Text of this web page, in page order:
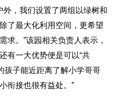
外，我们设置了两组以绿树和
了最大化利用空间，更希望
求。”该园相关负责人表示，
有一大优势便是可以“共
孩子能近距离了解小学哥哥
衔接也很有益处。”